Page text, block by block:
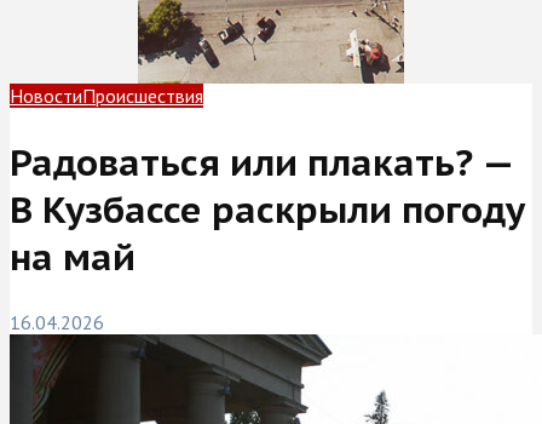
НовостиПроисшествия
Радоваться или плакать? —
В Кузбассе раскрыли погоду
на май
16.04.2026